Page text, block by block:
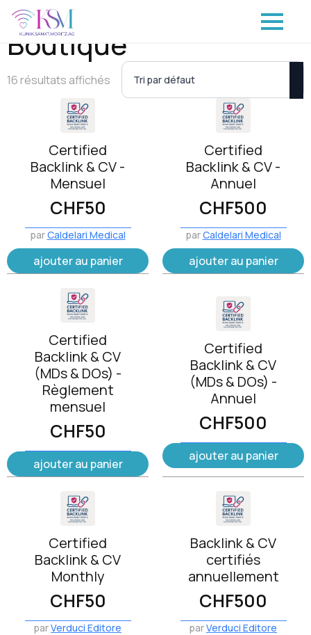
Boutique
16 résultats affichés
Certified
Backlink & CV -
Mensuel
CHF50
parCaldelari Medical
ajouter au panier
Certified
Backlink & CV -
Annuel
CHF500
parCaldelari Medical
ajouter au panier
Certified
Backlink & CV
(MDs & DOs) -
Règlement
mensuel
CHF50
ajouter au panier
Certified
Backlink & CV
(MDs & DOs) -
Annuel
CHF500
ajouter au panier
Certified
Backlink & CV
Monthly
CHF50
parVerduci Editore
Backlink & CV
certifiés
annuellement
CHF500
parVerduci Editore